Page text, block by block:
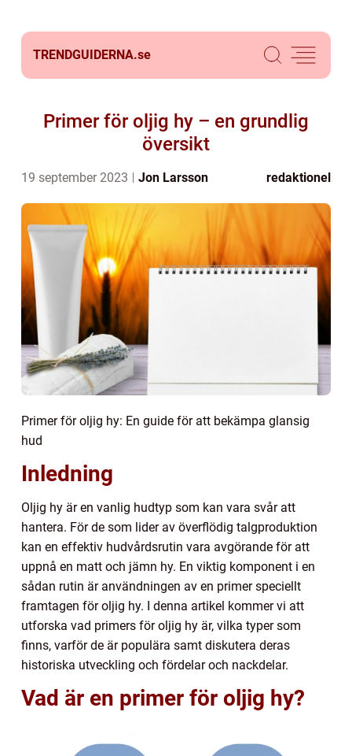
TRENDGUIDERNA.se
Primer för oljig hy – en grundlig
översikt
19 september 2023 Jon Larsson redaktionel
Primer för oljig hy: En guide för att bekämpa glansig
hud
Inledning
Oljig hy är en vanlig hudtyp som kan vara svår att
hantera. För de som lider av överflödig talgproduktion
kan en effektiv hudvårdsrutin vara avgörande för att
uppnå en matt och jämn hy. En viktig komponent i en
sådan rutin är användningen av en primer speciellt
framtagen för oljig hy. I denna artikel kommer vi att
utforska vad primers för oljig hy är, vilka typer som
finns, varför de är populära samt diskutera deras
historiska utveckling och fördelar och nackdelar.
Vad är en primer för oljig hy?